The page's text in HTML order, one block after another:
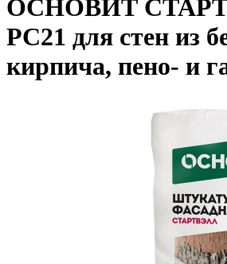
ОСНОВИТ
PC21 для стен из
кирпича, пено- и